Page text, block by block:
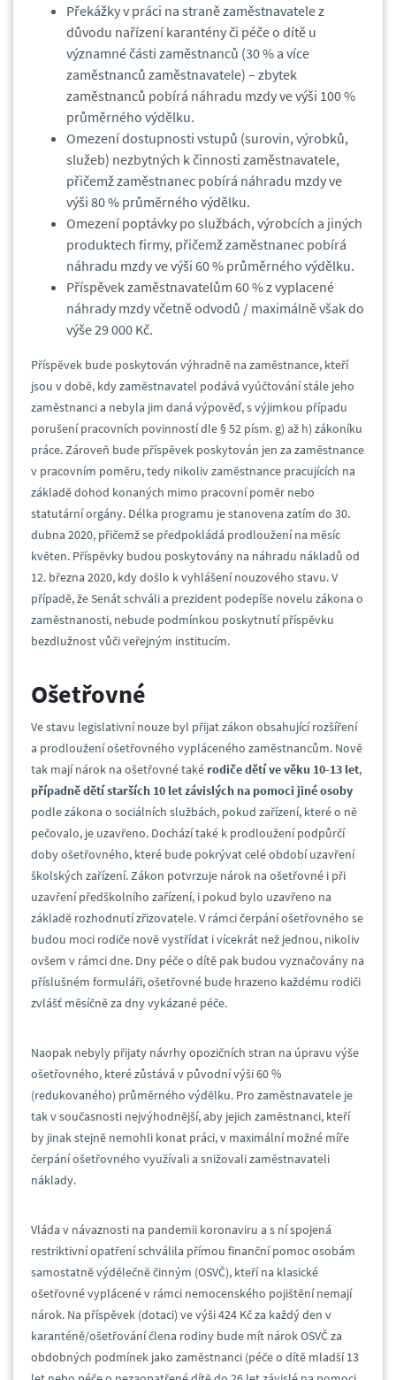
Překážky v práci na straně zaměstnavatele z
důvodu nařízení karantény či péče o dítě u
významné části zaměstnanců (30 % a více
zaměstnanců zaměstnavatele) – zbytek
zaměstnanců pobírá náhradu mzdy ve výši 100 %
průměrného výdělku.
Omezení dostupnosti vstupů (surovin, výrobků,
služeb) nezbytných k činnosti zaměstnavatele,
přičemž zaměstnanec pobírá náhradu mzdy ve
výši 80 % průměrného výdělku.
Omezení poptávky po službách, výrobcích a jiných
produktech firmy, přičemž zaměstnanec pobírá
náhradu mzdy ve výši 60 % průměrného výdělku.
Příspěvek zaměstnavatelům 60 % z vyplacené
náhrady mzdy včetně odvodů / maximálně však do
výše 29 000 Kč.
Příspěvek bude poskytován výhradně na zaměstnance, kteří
jsou v době, kdy zaměstnavatel podává vyúčtování stále jeho
zaměstnanci a nebyla jim daná výpověď, s výjimkou případu
porušení pracovních povinností dle § 52 písm. g) až h) zákoníku
práce. Zároveň bude příspěvek poskytován jen za zaměstnance
v pracovním poměru, tedy nikoliv zaměstnance pracujících na
základě dohod konaných mimo pracovní poměr nebo
statutární orgány. Délka programu je stanovena zatím do 30.
dubna 2020, přičemž se předpokládá prodloužení na měsíc
květen. Příspěvky budou poskytovány na náhradu nákladů od
12. března 2020, kdy došlo k vyhlášení nouzového stavu. V
případě, že Senát schváli a prezident podepíše novelu zákona o
zaměstnanosti, nebude podmínkou poskytnutí příspěvku
bezdlužnost vůči veřejným institucím.
Ošetřovné
Ve stavu legislativní nouze byl přijat zákon obsahující rozšíření
a prodloužení ošetřovného vypláceného zaměstnancům. Nově
tak mají nárok na ošetřovné také rodiče dětí ve věku 10-13 let,
případně dětí starších 10 let závislých na pomoci jiné osoby
podle zákona o sociálních službách, pokud zařízení, které o ně
pečovalo, je uzavřeno. Dochází také k prodloužení podpůrčí
doby ošetřovného, které bude pokrývat celé období uzavření
školských zařízení. Zákon potvrzuje nárok na ošetřovné i při
uzavření předškolního zařízení, i pokud bylo uzavřeno na
základě rozhodnutí zřizovatele. V rámci čerpání ošetřovného se
budou moci rodiče nově vystřídat i vícekrát než jednou, nikoliv
ovšem v rámci dne. Dny péče o dítě pak budou vyznačovány na
příslušném formuláři, ošetřovné bude hrazeno každému rodiči
zvlášť měsíčně za dny vykázané péče.
Naopak nebyly přijaty návrhy opozičních stran na úpravu výše
ošetřovného, které zůstává v původní výši 60 %
(redukovaného) průměrného výdělku. Pro zaměstnavatele je
tak v současnosti nejvýhodnější, aby jejich zaměstnanci, kteří
by jinak stejně nemohli konat práci, v maximální možné míře
čerpání ošetřovného využívali a snižovali zaměstnavateli
náklady.
Vláda v návaznosti na pandemii koronaviru a s ní spojená
restriktivní opatření schválila přímou finanční pomoc osobám
samostatně výdělečně činným (OSVČ), kteří na klasické
ošetřovné vyplácené v rámci nemocenského pojištění nemají
nárok. Na příspěvek (dotaci) ve výši 424 Kč za každý den v
karanténě/ošetřování člena rodiny bude mít nárok OSVČ za
obdobných podmínek jako zaměstnanci (péče o dítě mladší 13